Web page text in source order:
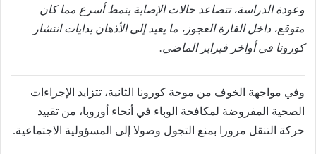
وعودة الدراسة، تتصاعد حالات الإصابة بنمط أسرع مما كان
متوقع، داخل القارة العجوز، ما يعيد إلى الأذهان بدايات انتشار
كورونا في أواخر فبراير الماضي.
وفي مواجهة الخوف من موجة كورونا الثانية، تتزايد الإجراءات
الصحية المفروضة لمكافحة الوباء في أنحاء أوروبا، من تقييد
حركة التنقل مرورا بمنع التجول وصولا إلى المسؤولية الاجتماعية.